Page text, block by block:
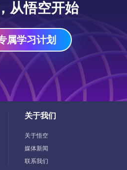
从悟空开始
属学习计划
关于我们
Toggle
Menu
关于悟空
媒体新闻
联系我们